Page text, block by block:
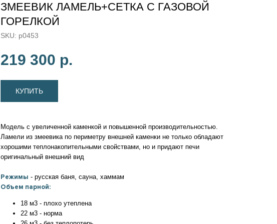
ЗМЕЕВИК ЛАМЕЛЬ+СЕТКА С ГАЗОВОЙ
ГОРЕЛКОЙ
SKU: p0453
219 300 р.
КУПИТЬ
Модель с увеличенной каменкой и повышенной производительностью.
Ламели из змеевика по периметру внешней каменки не только обладают
хорошими теплонакопительными свойствами, но и придают печи
оригинальный внешний вид
Режимы - русская баня, сауна, хаммам
Объем парной:
18 м3 - плохо утеплена
22 м3 - норма